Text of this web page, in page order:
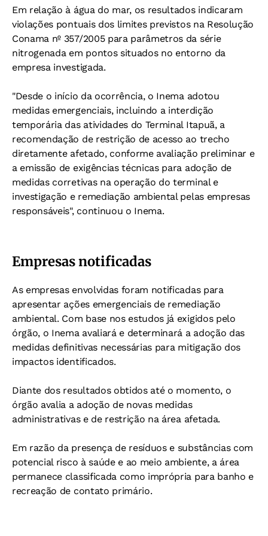
Em relação à água do mar, os resultados indicaram
violações pontuais dos limites previstos na Resolução
Conama nº 357/2005 para parâmetros da série
nitrogenada em pontos situados no entorno da
empresa investigada.
"Desde o início da ocorrência, o Inema adotou
medidas emergenciais, incluindo a interdição
temporária das atividades do Terminal Itapuã, a
recomendação de restrição de acesso ao trecho
diretamente afetado, conforme avaliação preliminar e
a emissão de exigências técnicas para adoção de
medidas corretivas na operação do terminal e
investigação e remediação ambiental pelas empresas
responsáveis", continuou o Inema.
Empresas notificadas
As empresas envolvidas foram notificadas para
apresentar ações emergenciais de remediação
ambiental. Com base nos estudos já exigidos pelo
órgão, o Inema avaliará e determinará a adoção das
medidas definitivas necessárias para mitigação dos
impactos identificados.
Diante dos resultados obtidos até o momento, o
órgão avalia a adoção de novas medidas
administrativas e de restrição na área afetada.
Em razão da presença de resíduos e substâncias com
potencial risco à saúde e ao meio ambiente, a área
permanece classificada como imprópria para banho e
recreação de contato primário.